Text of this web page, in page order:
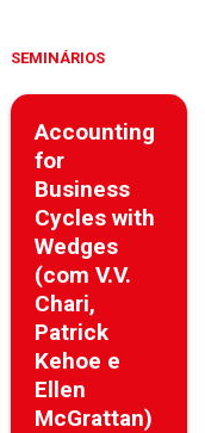
SEMINÁRIOS
Accounting
for
Business
Cycles with
Wedges
(com V.V.
Chari,
Patrick
Kehoe e
Ellen
McGrattan)